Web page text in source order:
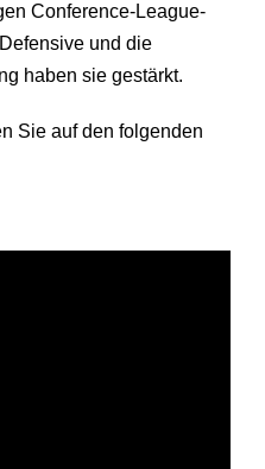
Conference-League-
und die
haben sie gestärkt.
Sie auf den folgenden